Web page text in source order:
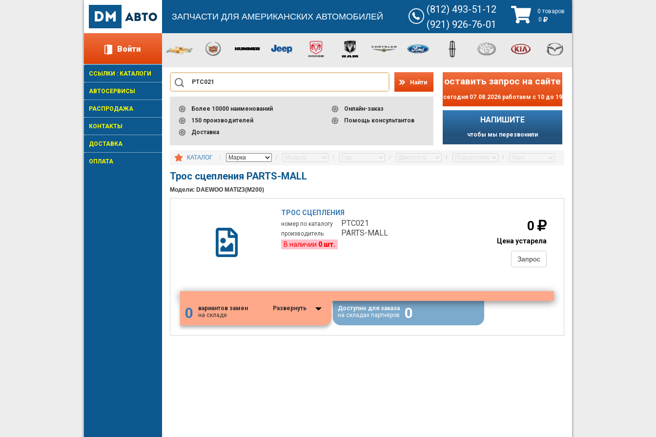
Войти
ССЫЛКИ : КАТАЛОГИ
АВТОСЕРВИСЫ
РАСПРОДАЖА
КОНТАКТЫ
ДОСТАВКА
ОПЛАТА
ЗАПЧАСТИ ДЛЯ АМЕРИКАНСКИХ АВТОМОБИЛЕЙ
(812) 493-51-12
(921) 926-76-01
0 товаров
0
Найти
Более 10000 наименований
150 производителей
Доставка
Онлайн-заказ
Помощь консультантов
оставить запрос на сайте
сегодня 07.08.2026 работаем с 10 до 19
НАПИШИТЕ
чтобы мы перезвонили
КАТАЛОГ
Трос сцепления PARTS-MALL
Модели: DAEWOO MATIZ3(M200)
ТРОС СЦЕПЛЕНИЯ
номер по каталогу PTC021
производитель PARTS-MALL
В наличии 0 шт.
0
Цена устарела
Запрос
0
вариантов замен
на складе
Развернуть
Доступно для заказа
на складах партнёров
0